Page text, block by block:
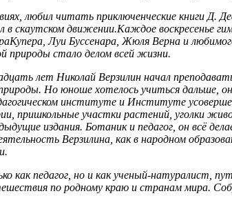
любил читать приключенческие книги Д.
скаутском движении.Каждое воскресенье
Луи Буссенара, Жюля Верна и
природы стало делом всей жизни.
лет Николай Верзилин начал
Но юноше хотелось учиться дальше,
институте и Институте
пришкольные участки растений, уголки
издания. Ботаник и педагог, он всё
Верзилина, как в народном
как педагог, но и как ученый-натуралист,
по родному краю и странам мира.